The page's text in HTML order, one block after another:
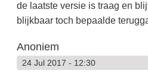
de laatste versie is traag en
blijkbaar toch bepaalde
Anoniem
24 Jul 2017 - 12:30